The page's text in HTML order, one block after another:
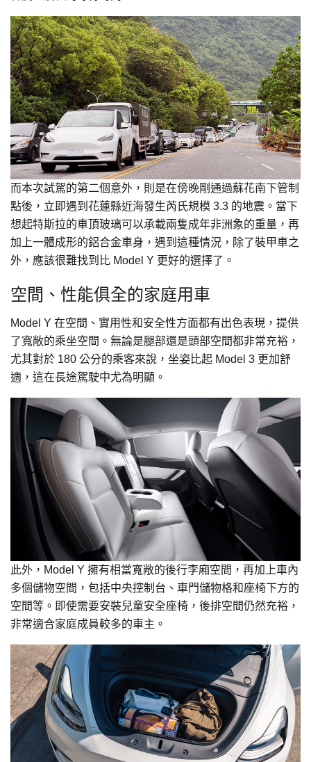
而本次試駕的第二個意外，則是在傍晚剛通過蘇花南下管制
點後，立即遇到花蓮縣近海發生芮氏規模 3.3 的地震。當下
想起特斯拉的車頂玻璃可以承載兩隻成年非洲象的重量，再
加上一體成形的鋁合金車身，遇到這種情況，除了裝甲車之
外，應該很難找到比 Model Y 更好的選擇了。
空間、性能俱全的家庭用車
Model Y 在空間、實用性和安全性方面都有出色表現，提供
了寬敞的乘坐空間。無論是腿部還是頭部空間都非常充裕，
尤其對於 180 公分的乘客來說，坐姿比起 Model 3 更加舒
適，這在長途駕駛中尤為明顯。
此外，Model Y 擁有相當寬敞的後行李廂空間，再加上車內
多個儲物空間，包括中央控制台、車門儲物格和座椅下方的
空間等。即使需要安裝兒童安全座椅，後排空間仍然充裕，
非常適合家庭成員較多的車主。